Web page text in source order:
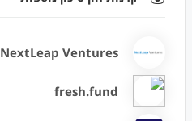
NextLeap Ventures
fresh.fund